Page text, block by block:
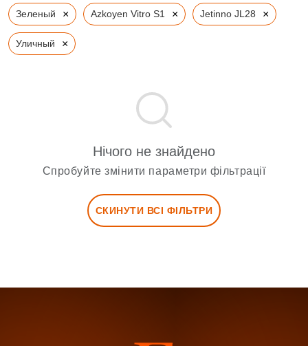
Зеленый × Azkoyen Vitro S1 × Jetinno JL28 ×
Уличный ×
Нічого не знайдено
Спробуйте змінити параметри фільтрації
СКИНУТИ ВСІ ФІЛЬТРИ